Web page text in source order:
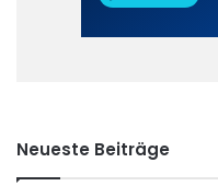
Neueste Beiträge